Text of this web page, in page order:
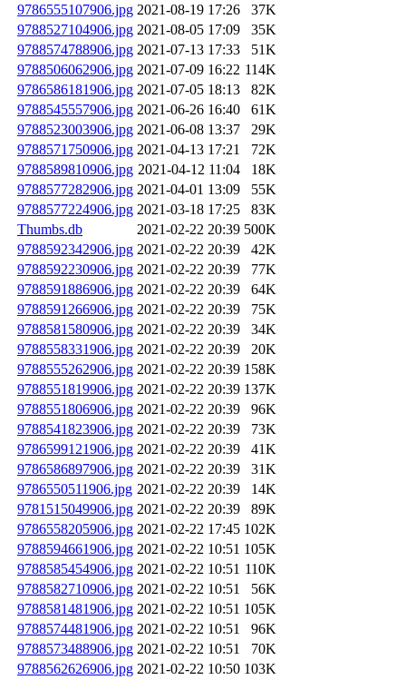
9786555107906.jpg 2021-08-19 17:26
37K
9788527104906.jpg 2021-08-05 17:09
35K
9788574788906.jpg 2021-07-13 17:33
51K
9788506062906.jpg 2021-07-09 16:22 114K
9786586181906.jpg 2021-07-05 18:13
82K
9788545557906.jpg 2021-06-26 16:40
61K
9788523003906.jpg 2021-06-08 13:37
29K
9788571750906.jpg 2021-04-13 17:21
72K
9788589810906.jpg 2021-04-12 11:04
18K
9788577282906.jpg 2021-04-01 13:09
55K
9788577224906.jpg 2021-03-18 17:25
83K
Thumbs.db
2021-02-22 20:39 500K
9788592342906.jpg 2021-02-22 20:39
42K
9788592230906.jpg 2021-02-22 20:39
77K
9788591886906.jpg 2021-02-22 20:39
64K
9788591266906.jpg 2021-02-22 20:39
75K
9788581580906.jpg 2021-02-22 20:39
34K
9788558331906.jpg 2021-02-22 20:39
20K
9788555262906.jpg 2021-02-22 20:39 158K
9788551819906.jpg 2021-02-22 20:39 137K
9788551806906.jpg 2021-02-22 20:39
96K
9788541823906.jpg 2021-02-22 20:39
73K
9786599121906.jpg 2021-02-22 20:39
41K
9786586897906.jpg 2021-02-22 20:39
31K
9786550511906.jpg 2021-02-22 20:39
14K
9781515049906.jpg 2021-02-22 20:39
89K
9786558205906.jpg 2021-02-22 17:45 102K
9788594661906.jpg 2021-02-22 10:51 105K
9788585454906.jpg 2021-02-22 10:51 110K
9788582710906.jpg 2021-02-22 10:51
56K
9788581481906.jpg 2021-02-22 10:51 105K
9788574481906.jpg 2021-02-22 10:51
96K
9788573488906.jpg 2021-02-22 10:51
70K
9788562626906.jpg 2021-02-22 10:50 103K